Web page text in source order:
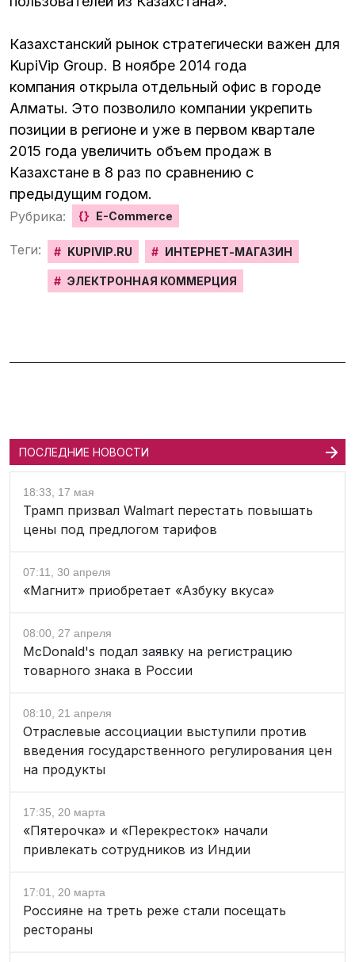
Казахстанский рынок стратегически важен для
KupiVip Group. В ноябре 2014 года
компания открыла отдельный офис в городе
Алматы. Это позволило компании укрепить
позиции в регионе и уже в первом квартале
2015 года увеличить объем продаж в
Казахстане в 8 раз по сравнению с
предыдущим годом.
Рубрика: {} E-Commerce
Теги: # KUPIVIP.RU # ИНТЕРНЕТ-МАГАЗИН
# ЭЛЕКТРОННАЯ КОММЕРЦИЯ
ПОСЛЕДНИЕ НОВОСТИ
18:33, 17 мая
Трамп призвал Walmart перестать повышать
цены под предлогом тарифов
07:11, 30 апреля
«Магнит» приобретает «Азбуку вкуса»
08:00, 27 апреля
McDonald's подал заявку на регистрацию
товарного знака в России
08:10, 21 апреля
Отраслевые ассоциации выступили против
введения государственного регулирования цен
на продукты
17:35, 20 марта
«Пятерочка» и «Перекресток» начали
привлекать сотрудников из Индии
17:01, 20 марта
Россияне на треть реже стали посещать
рестораны